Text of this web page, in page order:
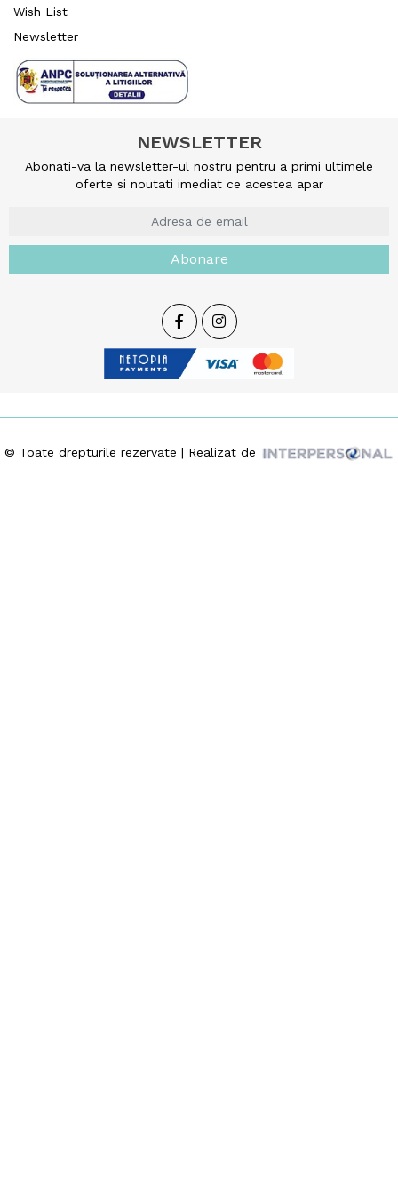
Wish List
Newsletter
NEWSLETTER
Abonati-va la newsletter-ul nostru pentru a primi ultimele
oferte si noutati imediat ce acestea apar
Abonare
© Toate drepturile rezervate | Realizat de